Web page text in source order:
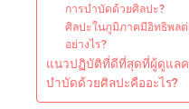
การบำบัดด้วยศิลปะ?
ศิลปะในภูมิภาคมีอิทธิพล
อย่างไร?
แนวปฏิบัติที่ดีที่สุดที่ผู้ดูแล
บำบัดด้วยศิลปะคืออะไร?